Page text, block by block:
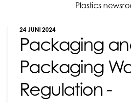
Plastics
Packaging
Packaging
Regulation -
24 JUNI 2024